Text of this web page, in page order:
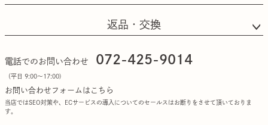
返品・交換
電話でのお問い合わせ 072-425-9014
（平日 9:00〜17:00)
お問い合わせフォームはこちら
当店ではSEO対策や、ECサービスの導入についてのセールスはお断りをさせて頂いておりま
す。